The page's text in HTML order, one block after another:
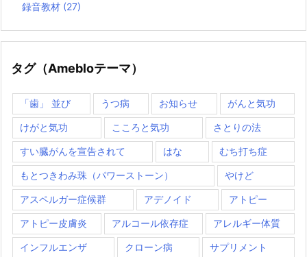
録音教材 (27)
タグ（Amebloテーマ）
「歯」 並び うつ病 お知らせ がんと気功
けがと気功 こころと気功 さとりの法
すい臓がんを宣告されて はな むち打ち症
もとつきわみ珠（パワーストーン） やけど
アスペルガー症候群 アデノイド アトピー
アトピー皮膚炎 アルコール依存症 アレルギー体質
インフルエンザ クローン病 サプリメント